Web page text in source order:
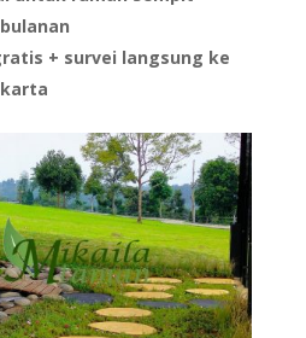
+ survei langsung ke